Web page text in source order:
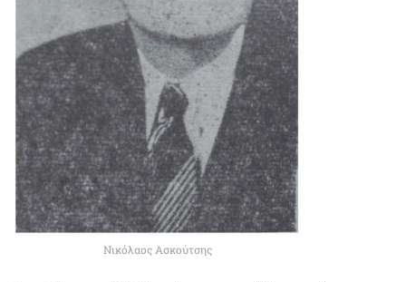
Νικόλαος Ασκούτσης